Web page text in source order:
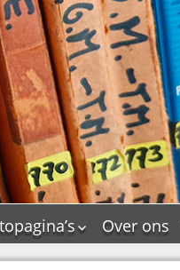
–
in pictures
Over ons